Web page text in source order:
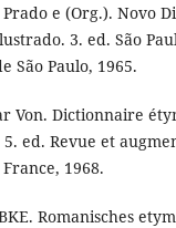
e (Org.). Novo
3. ed. São
São Paulo, 1965.
Von. Dictionnaire
ed. Revue et
1968.
Romanisches